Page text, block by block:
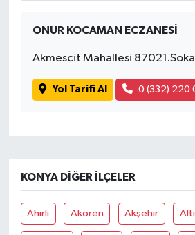
ONUR KOCAMAN ECZANESİ
Akmescit Mahallesi
Yol Tarifi Al 0 (332) 220
KONYA DIĞER İLÇELER
Ahırlı Akören Akşehir